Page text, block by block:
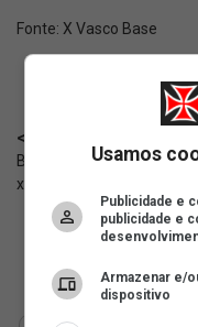
Fonte: X Vasco Base
< Anterior
Basquete: Assista ao vivo
x Paulistano hoje (22/06)
Usamos
Publicidade e
publicidade e
Armazenar e/
dispositivo